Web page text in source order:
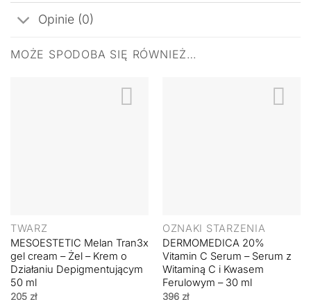
Opinie (0)
MOŻE SPODOBA SIĘ RÓWNIEŻ…
TWARZ
MESOESTETIC Melan Tran3x
gel cream – Żel – Krem o
Działaniu Depigmentującym
50 ml
205 zł
OZNAKI STARZENIA
DERMOMEDICA 20%
Vitamin C Serum – Serum z
Witaminą C i Kwasem
Ferulowym – 30 ml
396 zł